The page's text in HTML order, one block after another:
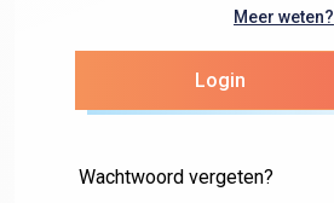
Meer weten?
Login
Wachtwoord vergeten?